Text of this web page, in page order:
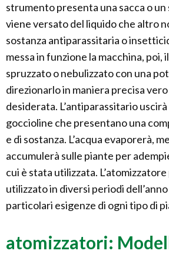
strumento presenta una sacca o
viene versato del liquido che altro
sostanza antiparassitaria o
messa in funzione la macchina, poi,
spruzzato o nebulizzato con una
direzionarlo in maniera precisa
desiderata. L’antiparassitario
goccioline che presentano una
e di sostanza. L’acqua evaporerà,
accumulerà sulle piante per
cui è stata utilizzata.
utilizzato in diversi periodi
particolari esigenze di ogni tipo di
atomizzatori: